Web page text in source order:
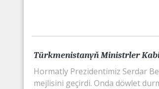
Türkmenistanyň Ministrler
Hormatly Prezidentimiz Serdar
mejlisini geçirdi. Onda döwlet